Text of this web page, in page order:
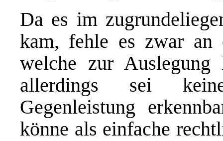
Da es im
kam, fehle es zwar an
welche zur Auslegung
allerdings sei
Gegenleistung
könne als einfache